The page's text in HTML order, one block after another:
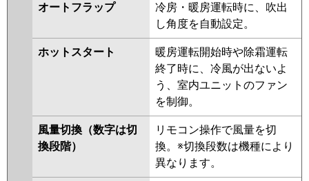
パナソニック PA-P112T7KDNC PA-
P112T7KDNCX PA-P112T7KDC
PA-P112T7HDNCX PA-
P112T7HDC PA-P112T7HDNC
東芝 RCEB11242XU RCEB11242MUB
RCSB11244MUB RCSB11244XU
RCHB11241MUB RCEB11241MUB
RCSB11243MUB RCHB11241MU
RCHB11241XU RCEB11241MU
RCEB11241XU RCSB11243MU
RCSB11243XU
RCEB11231X RCHB11231M
RCHB11231X ACHB11284M
ACHB11284M-R ACHB11284X
ACHB11284X-R
ACEB11237M
オートフラップ
冷房・暖房運転時に、吹出
し角度を自動設定。
ホットスタート
暖房運転開始時や除霜運転
終了時に、冷風が出ないよ
う、室内ユニットのファン
を制御。
風量切換（数字は切
換段階）
リモコン操作で風量を切
換。※切換段数は機種により
異なります。